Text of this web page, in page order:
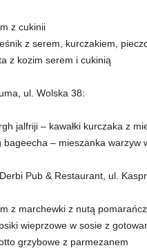
z cukinii
z serem, kurczakiem,
z kozim serem i cukinią
ul. Wolska 38:
jalfriji – kawałki kurczaka z
bageecha – mieszanka warzyw
Pub & Restaurant, ul.
z marchewki z nutą
wieprzowe w sosie z
grzybowe z parmezanem